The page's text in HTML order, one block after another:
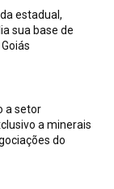
estadual,
sua base de
a setor
a minerais
do